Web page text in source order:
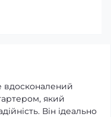
який
Він ідеально